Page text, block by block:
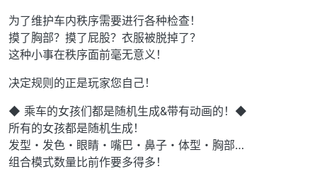
为了维护车内秩序需要进行各种检查！
摸了胸部？摸了屁股？衣服被脱掉了？
这种小事在秩序面前毫无意义！
决定规则的正是玩家您自己！
◆ 乘车的女孩们都是随机生成&带有动画的！◆
所有的女孩都是随机生成！
发型・发色・眼睛・嘴巴・鼻子・体型・胸部…
组合模式数量比前作要多得多！